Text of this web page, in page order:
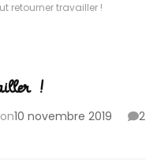
retourner travailler !
!
10 novembre 2019
2